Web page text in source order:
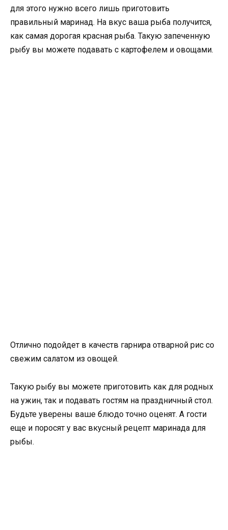
для этого нужно всего лишь приготовить
правильный маринад. На вкус ваша рыба получится,
как самая дорогая красная рыба. Такую запеченную
рыбу вы можете подавать с картофелем и овощами.
Отлично подойдет в качеств гарнира отварной рис со
свежим салатом из овощей.
Такую рыбу вы можете приготовить как для родных
на ужин, так и подавать гостям на праздничный стол.
Будьте уверены ваше блюдо точно оценят. А гости
еще и поросят у вас вкусный рецепт маринада для
рыбы.